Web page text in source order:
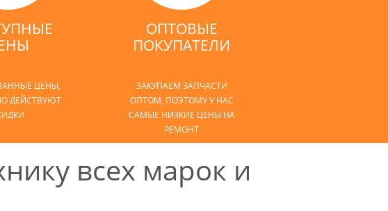
ЦЕНЫ,
ДЕЙСТВУЮТ
ОПТОВЫЕ
ПОКУПАТЕЛИ
ЗАКУПАЕМ ЗАПЧАСТИ
ОПТОМ, ПОЭТОМУ У НАС
САМЫЕ НИЗКИЕ ЦЕНЫ НА
РЕМОНТ
всех марок и